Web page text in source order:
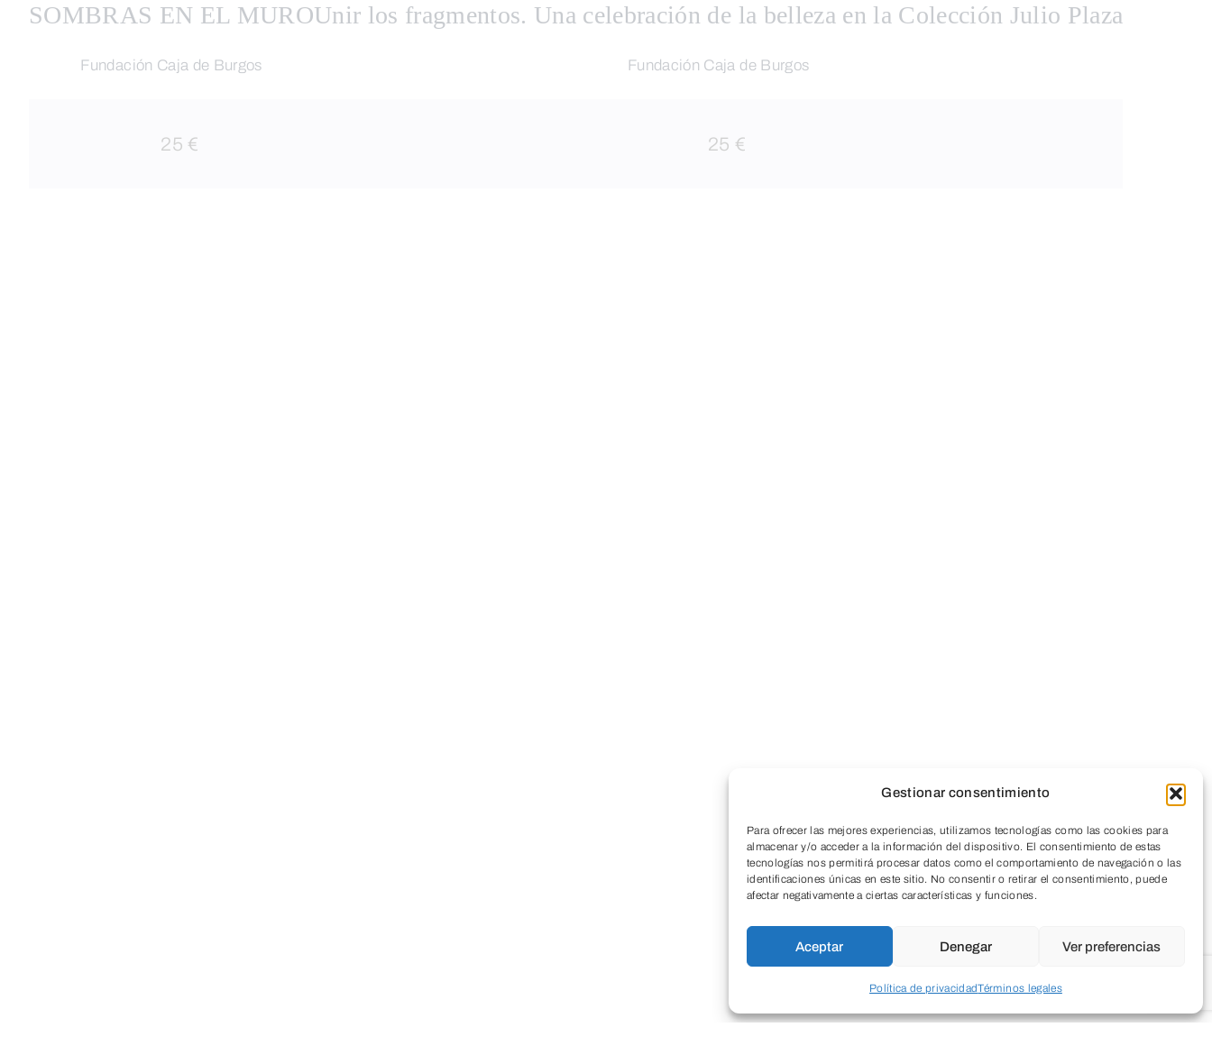
Gestionar consentimiento
Para ofrecer las mejores experiencias, utilizamos tecnologías como las cookies para
almacenar y/o acceder a la información del dispositivo. El consentimiento de estas
tecnologías nos permitirá procesar datos como el comportamiento de navegación o las
identificaciones únicas en este sitio. No consentir o retirar el consentimiento, puede
afectar negativamente a ciertas características y funciones.
Aceptar Denegar Ver preferencias
Política de privacidadTérminos legales
SOMBRAS EN EL MURO
Fundación Caja de Burgos
25 €
Unir los fragmentos. Una celebración de la belleza en la Colección Julio Plaza
Fundación Caja de Burgos
25 €